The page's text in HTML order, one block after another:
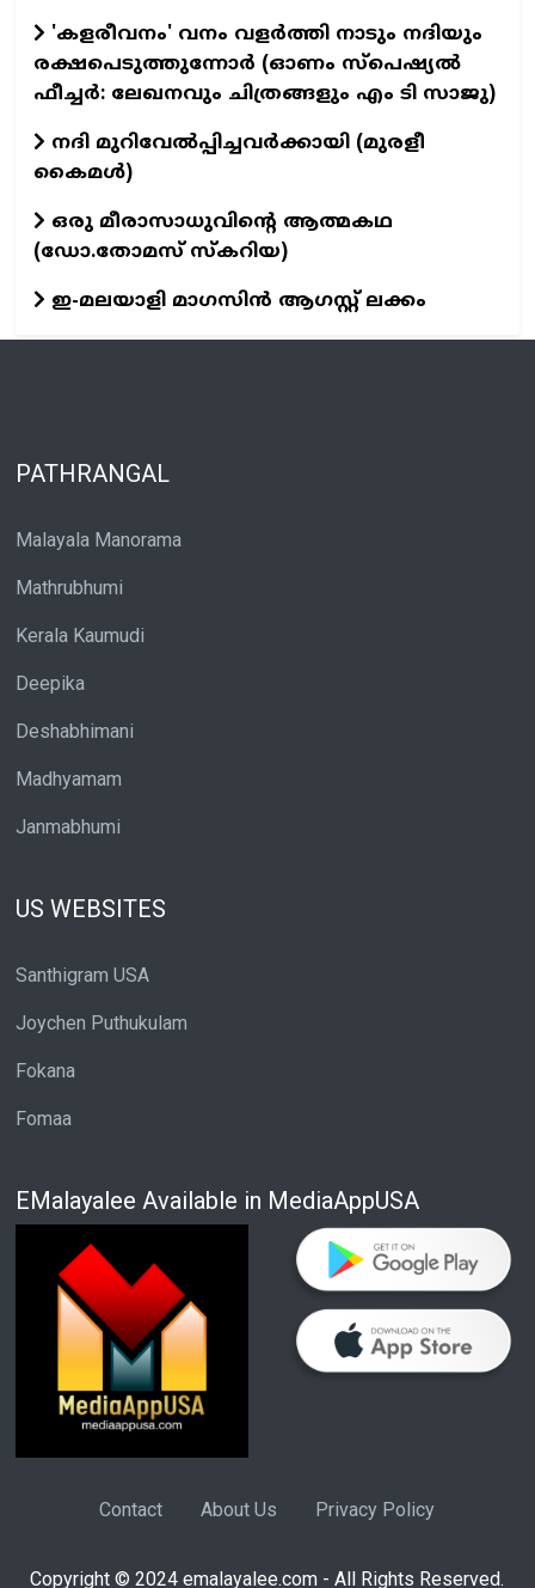
'കളരീവനം' വനം വളര്‍ത്തി നാടും നദിയും
രക്ഷപെടുത്തുന്നോര്‍ (ഓണം സ്പെഷ്യല്‍
ഫീച്ചര്‍: ലേഖനവും ചിത്രങ്ങളും എം ടി സാജു)
നദി മുറിവേൽപ്പിച്ചവർക്കായി (മുരളീ
കൈമൾ)
ഒരു മീരാസാധുവിന്റെ ആത്മകഥ
(ഡോ.തോമസ് സ്കറിയ)
ഇ-മലയാളി മാഗസിൻ ആഗസ്റ്റ് ലക്കം
PATHRANGAL
Malayala Manorama
Mathrubhumi
Kerala Kaumudi
Deepika
Deshabhimani
Madhyamam
Janmabhumi
US WEBSITES
Santhigram USA
Joychen Puthukulam
Fokana
Fomaa
EMalayalee Available in MediaAppUSA
Contact About Us Privacy Policy
Copyright © 2024 emalayalee.com - All Rights Reserved.